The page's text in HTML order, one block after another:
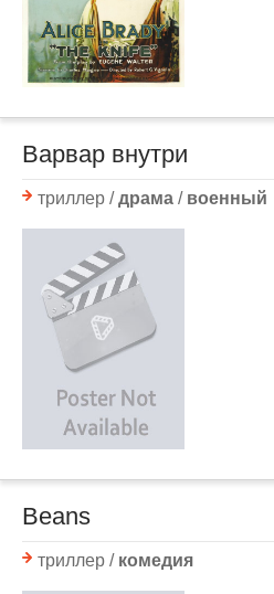
Варвар внутри
триллер /драма / военный
Beans
триллер / комедия